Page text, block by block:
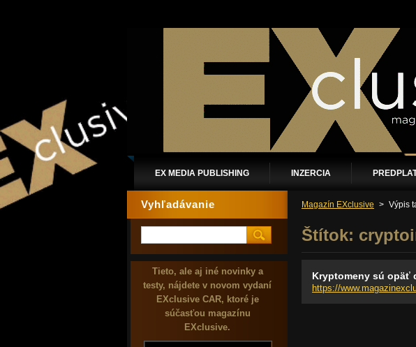
EX MEDIA PUBLISHING INZERCIA
Magazín EXclusive > Výpis
Štítok:
Kryptomeny sú opäť
https://
Vyhľadávanie
Tieto, ale aj iné novinky a
testy, nájdete v novom vydaní
EXclusive CAR, ktoré je
súčasťou magazínu
EXclusive.